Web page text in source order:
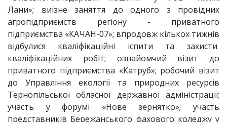
Лани»; виїзне заняття до одного з провідних
агропідприємств регіону - приватного
підприємства «КАЧАН-07»; впродовж кількох тижнів
відбулися кваліфікаційні іспити та захисти
кваліфікаційних робіт; ознайомчий візит до
приватного підприємства «Катруб»; робочий візит
до Управління екології та природних ресурсів
Тернопільської обласної державної адміністрації;
участь у форумі «Нове зернятко»; участь
представників Бережанського фахового коледжу у